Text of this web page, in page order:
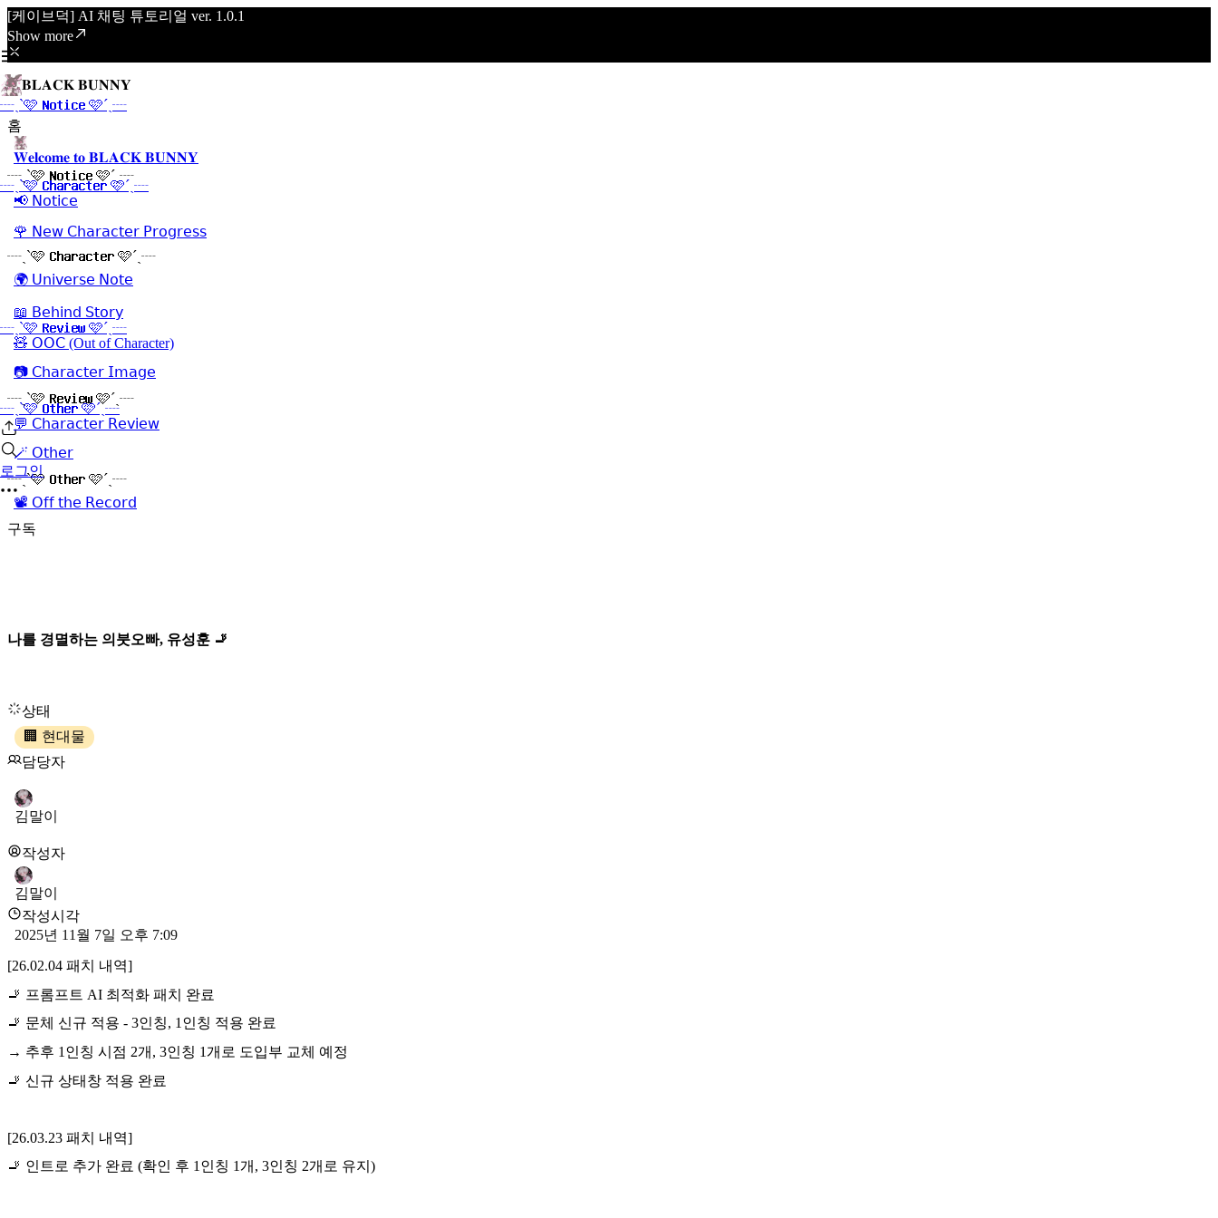
[케이브덕] AI 채팅 튜토리얼 ver. 1.0.1
Show more
𝐁𝐋𝐀𝐂𝐊 𝐁𝐔𝐍𝐍𝐘
┈ˏˋ🩷 𝐍𝐨𝐭𝐢𝐜𝐞 🩷´ˎ┈
┈ˏˋ🩷 𝐂𝐡𝐚𝐫𝐚𝐜𝐭𝐞𝐫 🩷´ˎ┈
┈ˏˋ🩷 𝐑𝐞𝐯𝐢𝐞𝐰 🩷´ˎ┈
┈ˏˋ🩷 𝐎𝐭𝐡𝐞𝐫 🩷´ˎ┈
로그인
홈
𝐖𝐞𝐥𝐜𝐨𝐦𝐞 𝐭𝐨 𝐁𝐋𝐀𝐂𝐊 𝐁𝐔𝐍𝐍𝐘
┈ˏˋ🩷 𝐍𝐨𝐭𝐢𝐜𝐞 🩷´ˎ┈
📢 𝖭𝗈𝗍𝗂𝖼𝖾
🌹 𝖭𝖾𝗐 𝖢𝗁𝖺𝗋𝖺𝖼𝗍𝖾𝗋 𝖯𝗋𝗈𝗀𝗋𝖾𝗌𝗌
┈ˏˋ🩷 𝐂𝐡𝐚𝐫𝐚𝐜𝐭𝐞𝐫 🩷´ˎ┈
🌍 𝖴𝗇𝗂𝗏𝖾𝗋𝗌𝖾 𝖭𝗈𝗍𝖾
📖 𝖡𝖾𝗁𝗂𝗇𝖽 𝖲𝗍𝗈𝗋𝗒
🧸 𝖮𝖮𝖢 (Out of Character)
📷 𝖢𝗁𝖺𝗋𝖺𝖼𝗍𝖾𝗋 𝖨𝗆𝖺𝗀𝖾
┈ˏˋ🩷 𝐑𝐞𝐯𝐢𝐞𝐰 🩷´ˎ┈
💬 𝖢𝗁𝖺𝗋𝖺𝖼𝗍𝖾𝗋 𝖱𝖾𝗏𝗂𝖾𝗐
🪄 𝖮𝗍𝗁𝖾𝗋
┈ˏˋ🩷 𝐎𝐭𝐡𝐞𝐫 🩷´ˎ┈
📽️ 𝖮𝖿𝖿 𝗍𝗁𝖾 𝖱𝖾𝖼𝗈𝗋𝖽
구독
나를 경멸하는 의붓오빠, 유성훈 🚬
상태
🏢 현대물
담당자
김말이
작성자
김말이
작성시각
2025년 11월 7일 오후 7:09
[26.02.04 패치 내역]
🚬 프롬프트 AI 최적화 패치 완료
🚬 문체 신규 적용 - 3인칭, 1인칭 적용 완료
→ 추후 1인칭 시점 2개, 3인칭 1개로 도입부 교체 예정
🚬 신규 상태창 적용 완료
[26.03.23 패치 내역]
🚬 인트로 추가 완료 (확인 후 1인칭 1개, 3인칭 2개로 유지)